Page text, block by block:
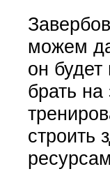
можем
он
брать
строить